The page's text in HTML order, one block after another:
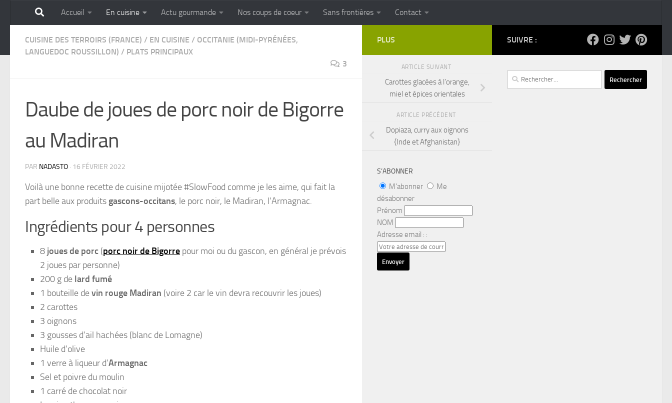
Skip to content
GOURMANDISE SANS FRONTIERES Cuisine populaire des terroirs
Accueil En cuisine Actu gourmande Nos coups de coeur Sans frontières Contact
CUISINE DES TERROIRS (FRANCE) / EN CUISINE / OCCITANIE (MIDI-PYRÉNÉES,
LANGUEDOC ROUSSILLON) / PLATS PRINCIPAUX
3
Daube de joues de porc noir de Bigorre
au Madiran
PAR NADASTO · 16 FÉVRIER 2022
Voilà une bonne recette de cuisine mijotée #SlowFood comme je les aime, qui fait la
part belle aux produits gascons-occitans, le porc noir, le Madiran, l’Armagnac.
Ingrédients pour 4 personnes
8 joues de porc (porc noir de Bigorre pour moi ou du gascon, en général je prévois
2 joues par personne)
200 g de lard fumé
1 bouteille devin rouge Madiran (voire 2 car le vin devra recouvrir les joues)
2 carottes
3 oignons
3 gousses d’ail hachées (blanc de Lomagne)
Huile d’olive
1 verre à liqueur d’Armagnac
Sel et poivre du moulin
1 carré de chocolat noir
SUIVRE :
Rechercher :
PLUS
ARTICLE SUIVANT
Carottes glacées à l’orange,
miel et épices orientales
ARTICLE PRÉCÉDENT
Dopiaza, curry aux oignons
{Inde et Afghanistan}
S’ABONNER
M'abonner
Me
désabonner
Prénom
NOM
Adresse email : :